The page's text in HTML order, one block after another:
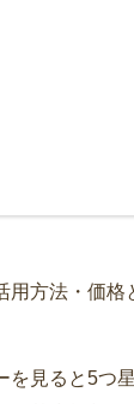
用方法・価格
を見ると5つ